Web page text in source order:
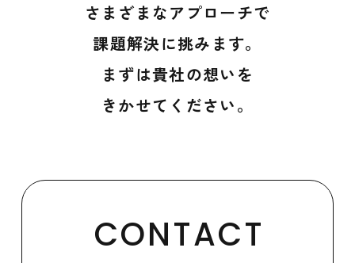
さまざまなアプローチで
課題解決に挑みます。
まずは貴社の想いを
きかせてください。
CONTACT